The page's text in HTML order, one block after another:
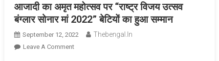
आजादी का अमृत महोत्सव पर “राष्ट्र विजय उत्सव
बंग्लार सोनार मां 2022” बेटियों का हुआ सम्मान
September 12, 2022 Thebengal.in
Leave A CommentOn